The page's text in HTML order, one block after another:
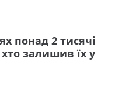
понад 2 тисячі
залишив їх у